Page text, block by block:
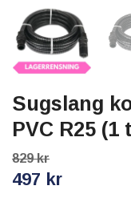
Sugslang
PVC R25
829 kr
497 kr